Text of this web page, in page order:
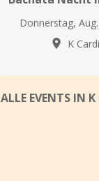
Donnerstag,
K
ALLE EVENTS IN